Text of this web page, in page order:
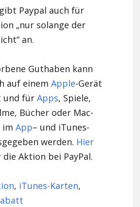
Paypal auch für
„nur solange der
an.
Guthaben kann
auf einemApple-Gerät
und fürApps, Spiele,
Bücher oder Mac-
imApp– und iTunes-
werden. Hier
Aktion bei PayPal.
, iTunes-Karten,